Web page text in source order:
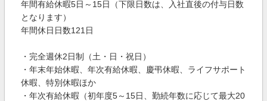
年間有給休暇5日～15日（下限日数は、入社直後の付与日数
となります）
年間休日日数121日
・完全週休2日制（土・日・祝日）
・年末年始休暇、年次有給休暇、慶弔休暇、ライフサポート
休暇、特別休暇ほか
・年次有給休暇（初年度5～15日、勤続年数に応じて最大20